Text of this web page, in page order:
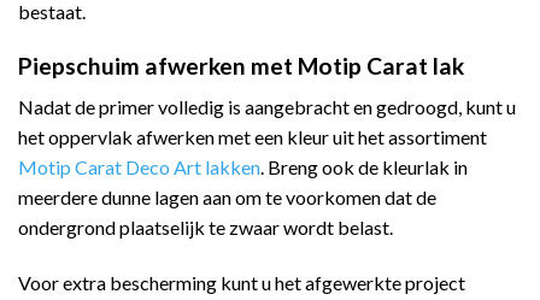
bestaat.
Piepschuim afwerken met Motip Carat lak
Nadat de primer volledig is aangebracht en gedroogd, kunt u
het oppervlak afwerken met een kleur uit het assortiment
Motip Carat Deco Art lakken. Breng ook de kleurlak in
meerdere dunne lagen aan om te voorkomen dat de
ondergrond plaatselijk te zwaar wordt belast.
Voor extra bescherming kunt u het afgewerkte project